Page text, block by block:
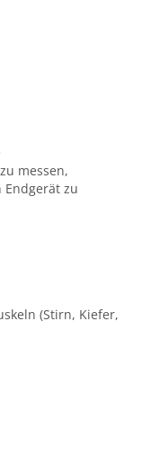
zu messen,
zu
(Stirn, Kiefer,